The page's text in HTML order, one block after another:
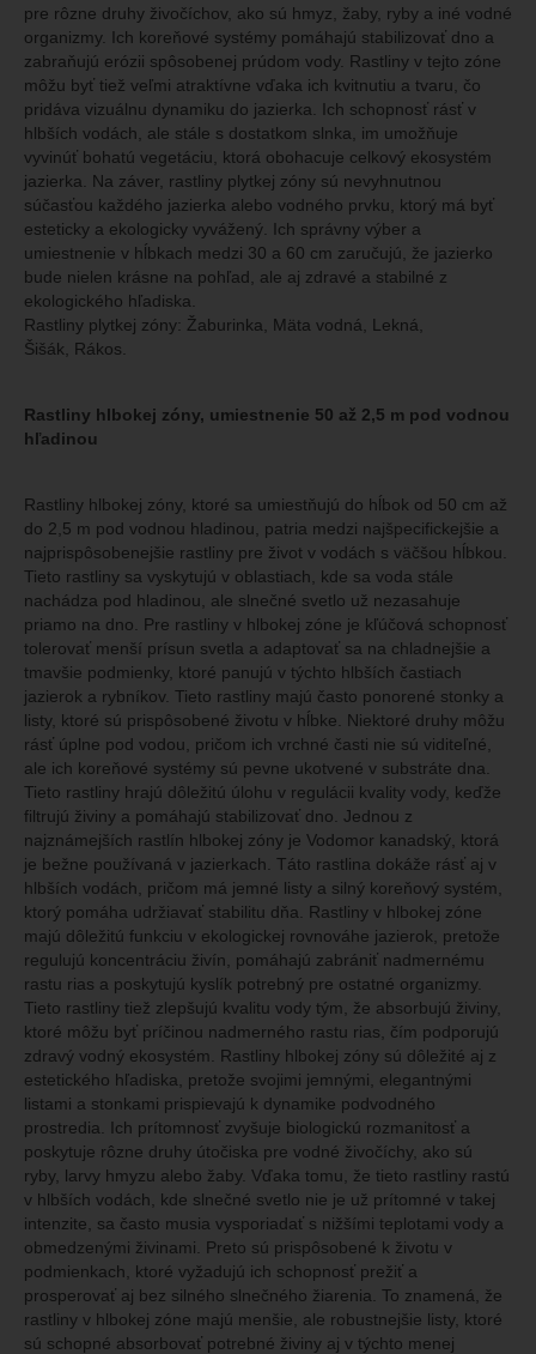
pre rôzne druhy živočíchov, ako sú hmyz, žaby, ryby a iné vodné
organizmy. Ich koreňové systémy pomáhajú stabilizovať dno a
zabraňujú erózii spôsobenej prúdom vody. Rastliny v tejto zóne
môžu byť tiež veľmi atraktívne vďaka ich kvitnutiu a tvaru, čo
pridáva vizuálnu dynamiku do jazierka. Ich schopnosť rásť v
hlbších vodách, ale stále s dostatkom slnka, im umožňuje
vyvinúť bohatú vegetáciu, ktorá obohacuje celkový ekosystém
jazierka. Na záver, rastliny plytkej zóny sú nevyhnutnou
súčasťou každého jazierka alebo vodného prvku, ktorý má byť
esteticky a ekologicky vyvážený. Ich správny výber a
umiestnenie v hĺbkach medzi 30 a 60 cm zaručujú, že jazierko
bude nielen krásne na pohľad, ale aj zdravé a stabilné z
ekologického hľadiska.
Rastliny plytkej zóny: Žaburinka, Mäta vodná, Lekná,
Šišák, Rákos.
Rastliny hlbokej zóny, umiestnenie 50 až 2,5 m pod vodnou
hľadinou
Rastliny hlbokej zóny, ktoré sa umiestňujú do hĺbok od 50 cm až
do 2,5 m pod vodnou hladinou, patria medzi najšpecifickejšie a
najprispôsobenejšie rastliny pre život v vodách s väčšou hĺbkou.
Tieto rastliny sa vyskytujú v oblastiach, kde sa voda stále
nachádza pod hladinou, ale slnečné svetlo už nezasahuje
priamo na dno. Pre rastliny v hlbokej zóne je kľúčová schopnosť
tolerovať menší prísun svetla a adaptovať sa na chladnejšie a
tmavšie podmienky, ktoré panujú v týchto hlbších častiach
jazierok a rybníkov. Tieto rastliny majú často ponorené stonky a
listy, ktoré sú prispôsobené životu v hĺbke. Niektoré druhy môžu
rásť úplne pod vodou, pričom ich vrchné časti nie sú viditeľné,
ale ich koreňové systémy sú pevne ukotvené v substráte dna.
Tieto rastliny hrajú dôležitú úlohu v regulácii kvality vody, keďže
filtrujú živiny a pomáhajú stabilizovať dno. Jednou z
najznámejších rastlín hlbokej zóny je Vodomor kanadský, ktorá
je bežne používaná v jazierkach. Táto rastlina dokáže rásť aj v
hlbších vodách, pričom má jemné listy a silný koreňový systém,
ktorý pomáha udržiavať stabilitu dňa. Rastliny v hlbokej zóne
majú dôležitú funkciu v ekologickej rovnováhe jazierok, pretože
regulujú koncentráciu živín, pomáhajú zabrániť nadmernému
rastu rias a poskytujú kyslík potrebný pre ostatné organizmy.
Tieto rastliny tiež zlepšujú kvalitu vody tým, že absorbujú živiny,
ktoré môžu byť príčinou nadmerného rastu rias, čím podporujú
zdravý vodný ekosystém. Rastliny hlbokej zóny sú dôležité aj z
estetického hľadiska, pretože svojimi jemnými, elegantnými
listami a stonkami prispievajú k dynamike podvodného
prostredia. Ich prítomnosť zvyšuje biologickú rozmanitosť a
poskytuje rôzne druhy útočiska pre vodné živočíchy, ako sú
ryby, larvy hmyzu alebo žaby. Vďaka tomu, že tieto rastliny rastú
v hlbších vodách, kde slnečné svetlo nie je už prítomné v takej
intenzite, sa často musia vysporiadať s nižšími teplotami vody a
obmedzenými živinami. Preto sú prispôsobené k životu v
podmienkach, ktoré vyžadujú ich schopnosť prežiť a
prosperovať aj bez silného slnečného žiarenia. To znamená, že
rastliny v hlbokej zóne majú menšie, ale robustnejšie listy, ktoré
sú schopné absorbovať potrebné živiny aj v týchto menej